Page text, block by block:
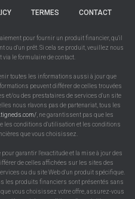
TERMES CONTACT
pour fournir un produit financier, qu'il
ou d'un prêt. Si cela se produit, veuillez nous
le formulaire de contact.
toutes les informations aussi à jour que
peuvent différer de celles trouvées
et/ou des prestataires de services d'un site
nous n'avons pas de partenariat, tous les
, ne garantissent pas que les
les conditions d'utilisation et les conditions
que vous choisissez.
garantir l'exactitude et la mise à jour des
de celles affichées sur les sites des
ou du site Web d'un produit spécifique.
les produits financiers sont présentés sans
vous choisissez votre offre, assurez-vous